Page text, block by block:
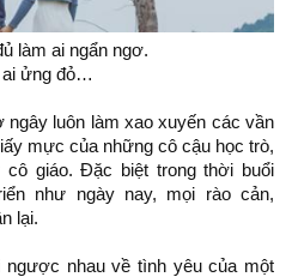
làm ai ngẩn ngơ.
ai ửng đỏ…
ngây luôn làm xao xuyến các vần
mực của những cô cậu học trò,
giáo. Đặc biệt trong thời buổi
như ngày nay, mọi rào cản,
lại.
ngược nhau về tình yêu của một